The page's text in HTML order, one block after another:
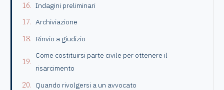
Indagini preliminari
Archiviazione
Rinvio a giudizio
Come costituirsi parte civile per ottenere il
risarcimento
Quando rivolgersi a un avvocato